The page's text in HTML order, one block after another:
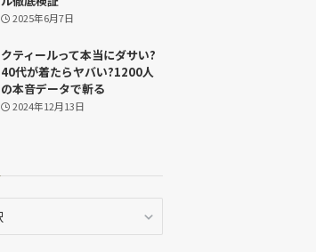
2025年6月7日
クティールって本当にダサい?
40代が着たらヤバい?1200人
の本音データで斬る
2024年12月13日